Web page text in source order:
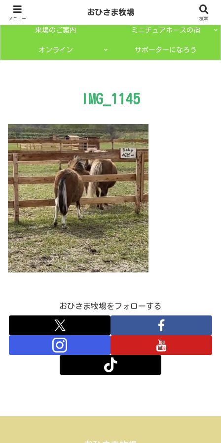
ミニチュアホースとは？
来場のご案内 ミニチュアホースの宿
オンライン サポーターになろう
IMG_1145
おひさま牧場をフォローする
メニュー
おひさま牧場
検索